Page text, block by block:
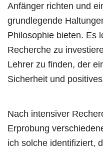
Anfänger richten und
grundlegende
Philosophie bieten. Es
Recherche zu
Lehrer zu finden, der
Sicherheit und
Nach intensiver
Erprobung
ich solche identifiziert,